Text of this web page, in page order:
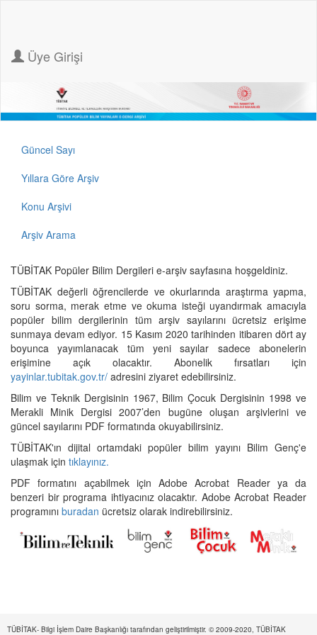
Üye Girişi
Güncel Sayı
Yıllara Göre Arşiv
Konu Arşivi
Arşiv Arama
TÜBİTAK Popüler Bilim Dergileri e-arşiv sayfasına hoşgeldiniz.
TÜBİTAK değerli öğrencilerde ve okurlarında araştırma yapma,
soru sorma, merak etme ve okuma isteği uyandırmak amacıyla
popüler bilim dergilerinin tüm arşiv sayılarını ücretsiz erişime
sunmaya devam ediyor. 15 Kasım 2020 tarihinden itibaren dört ay
boyunca yayımlanacak tüm yeni sayılar sadece abonelerin
erişimine açık olacaktır. Abonelik fırsatları için
yayinlar.tubitak.gov.tr/ adresini ziyaret edebilirsiniz.
Bilim ve Teknik Dergisinin 1967, Bilim Çocuk Dergisinin 1998 ve
Merakli Minik Dergisi 2007’den bugüne oluşan arşivlerini ve
güncel sayılarını PDF formatında okuyabilirsiniz.
TÜBİTAK'ın dijital ortamdaki popüler bilim yayını Bilim Genç'e
ulaşmak için tıklayınız.
PDF formatını açabilmek için Adobe Acrobat Reader ya da
benzeri bir programa ihtiyacınız olacaktır. Adobe Acrobat Reader
programını buradan ücretsiz olarak indirebilirsiniz.
TÜBİTAK- Bilgi İşlem Daire Başkanlığı tarafından geliştirilmiştir. © 2009-2020, TÜBİTAK